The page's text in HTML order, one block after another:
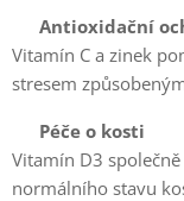
Antioxidační
Vitamín C a zinek
stresem
Péče o kosti
Vitamín D3
normálního stavu